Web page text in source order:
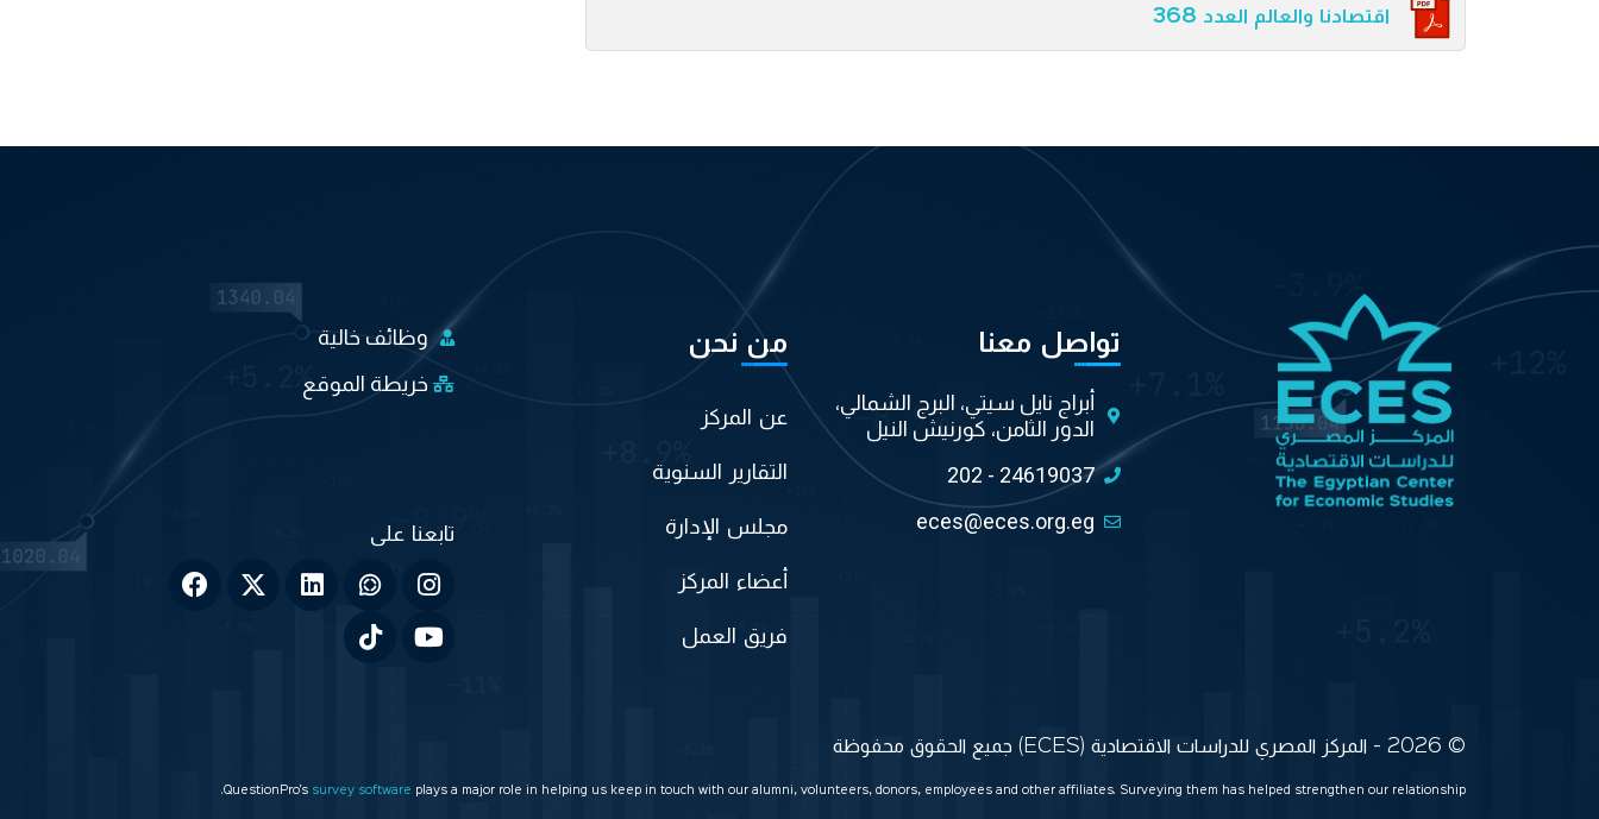
اقتصادنا والعالم العدد 368
تواصل معنا
أبراج نايل سيتي، البرج الشمالي،
الدور الثامن، كورنيش النيل
202 - 24619037
eces@eces.org.eg
من نحن
عن المركز
التقارير السنوية
مجلس الإدارة
أعضاء المركز
فريق العمل
وظائف خالية
خريطة الموقع
© 2026 - المركز المصري للدراسات الاقتصادية (ECES) جميع الحقوق محفوظة
QuestionPro’s survey software plays a major role in helping us keep in touch with our alumni, volunteers, donors, employees and other affiliates. Surveying them has helped strengthen our relationship.